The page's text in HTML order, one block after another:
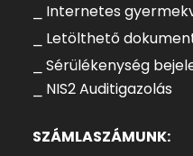
⎯ Internetes
⎯ Letölthető
⎯ Sérülékenység
⎯ NIS2 Auditigazolás
SZÁMLASZÁMUNK: